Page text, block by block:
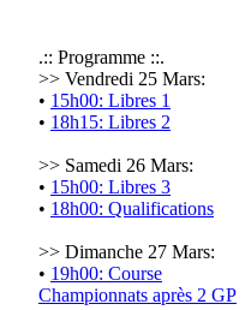
.:: Programme ::.
>> Vendredi 25 Mars:
• 15h00: Libres 1
• 18h15: Libres 2
>> Samedi 26 Mars:
• 15h00: Libres 3
• 18h00: Qualifications
>> Dimanche 27 Mars:
• 19h00: Course
Championnats après 2 GP